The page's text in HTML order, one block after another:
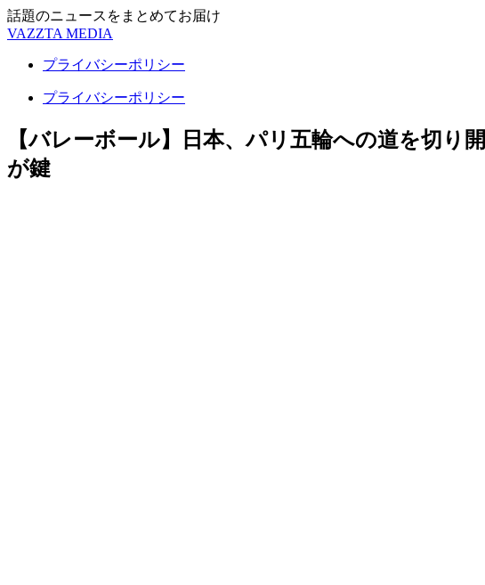
話題のニュースをまとめてお届け
VAZZTA MEDIA
プライバシーポリシー
プライバシーポリシー
【バレーボール】日本、パリ五輪への道を切り
が鍵